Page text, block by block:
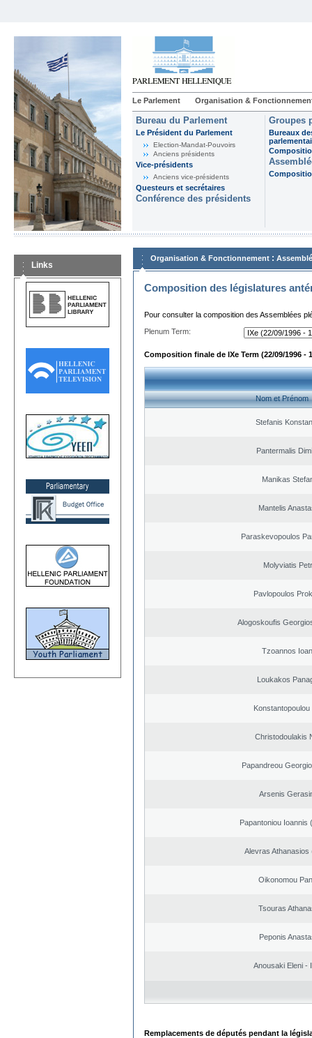
Le Parlement Organisation &
Bureau du Parlement
Le Président du Parlement
Election-Mandat-Pouvoirs
Anciens présidents
Vice-présidents
Anciens vice-présidents
Questeurs et secrétaires
Conférence des présidents
Groupes
Bureaux
Links
Organisation & Fonctionnement :
Composition des législatures
Pour consulter la composition des Assemblées
Plenum Term:
Composition finale de IXe Term (22/09/1996 -
Nom et Prénom
Stefanis
Pantermalis
Manikas
Mantelis
Paraskevopoulos
Molyviatis
Pavlopoulos
Alogoskoufis
Tzoannos
Loukakos
Konstantopoulou
Christodoulakis
Papandreou
Arsenis
Papantoniou Ioannis
Alevras Athanasios
Oikonomou
Tsouras
Peponis
Anousaki Eleni -
Remplacements de députés pendant la